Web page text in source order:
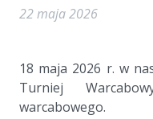
22 maja 2026
18 maja 2026 r. w
Turniej
warcabowego.